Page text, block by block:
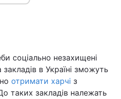
соціально незахищені
в Україні зможуть
отримати харчі з
таких закладів належать